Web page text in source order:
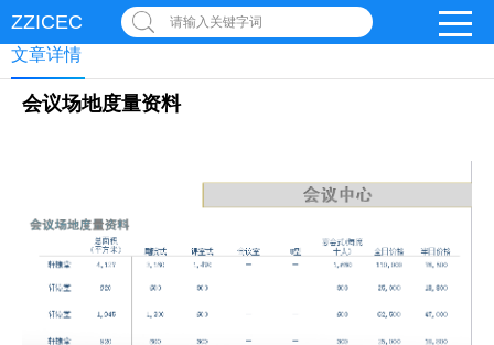
ZZICEC 请输入关键字词
文章详情
会议场地度量资料